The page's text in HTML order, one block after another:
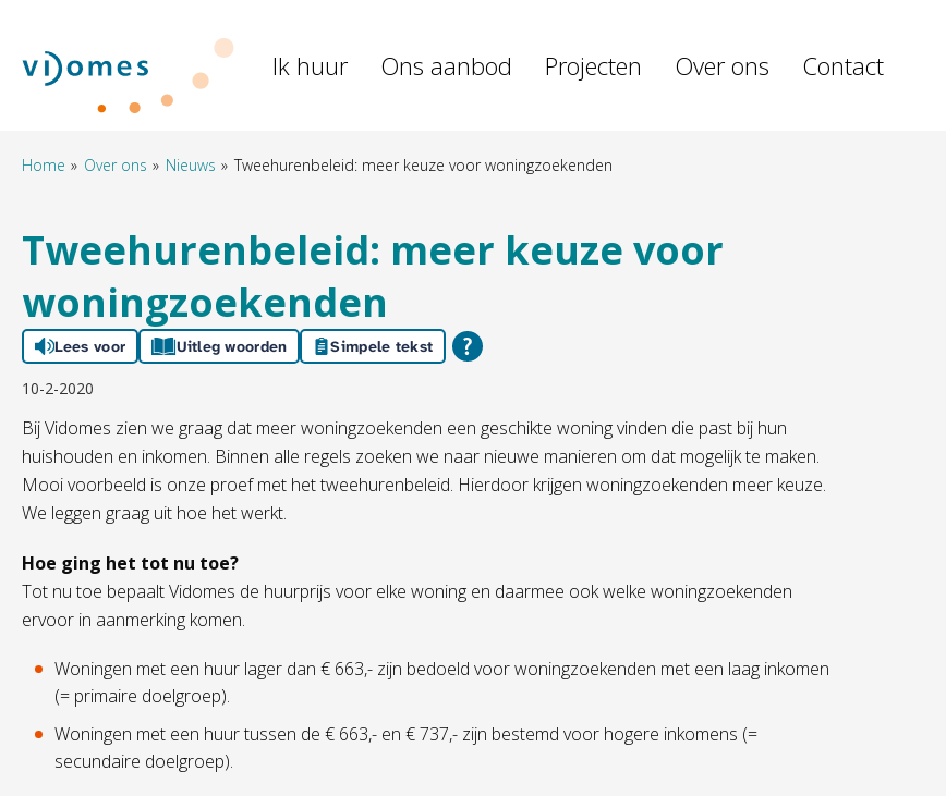
Naar hoofdinhoud
Naar hoofdnavigatiemenu
Naar zoeken
Naar de homepage Ik huur Ons aanbod Projecten Over ons Contact
Home Over ons Nieuws Tweehurenbeleid: meer keuze voor woningzoekenden
Tweehurenbeleid: meer keuze voor
woningzoekenden
Lees voor Uitleg woorden Simpele tekst
10-2-2020
Bij Vidomes zien we graag dat meer woningzoekenden een geschikte woning vinden die past bij hun
huishouden en inkomen. Binnen alle regels zoeken we naar nieuwe manieren om dat mogelijk te maken.
Mooi voorbeeld is onze proef met het tweehurenbeleid. Hierdoor krijgen woningzoekenden meer keuze.
We leggen graag uit hoe het werkt.
Hoe ging het tot nu toe?
Tot nu toe bepaalt Vidomes de huurprijs voor elke woning en daarmee ook welke woningzoekenden
ervoor in aanmerking komen.
Woningen met een huur lager dan € 663,- zijn bedoeld voor woningzoekenden met een laag inkomen
(= primaire doelgroep).
Woningen met een huur tussen de € 663,- en € 737,- zijn bestemd voor hogere inkomens (=
secundaire doelgroep).